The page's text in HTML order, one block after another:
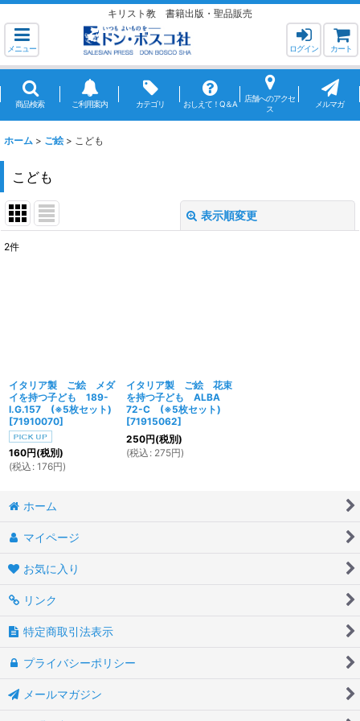
キリスト教 書籍出版・聖品販売
メニュー ログイン カート
商品検索 ご利用案内 カテゴリ おしえて！Q＆A
店舗へのアクセ
ス
メルマガ
ホーム > ご絵 > こども
こども
表示順変更
2件
イタリア製 ご絵 メダ
イを持つ子ども 189-
I.G.157 (※5枚セット)
[71910070]
160円(税別)
(税込 : 176円)
イタリア製 ご絵 花束
を持つ子ども ALBA
72-C (※5枚セット)
[71915062]
250円(税別)
(税込 : 275円)
ホーム
マイページ
お気に入り
リンク
特定商取引法表示
プライバシーポリシー
メールマガジン